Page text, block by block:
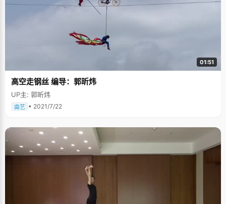
01:51
高空走钢丝 编导：郭昕炜
UP主: 郭昕炜
曲艺 • 2021/7/22